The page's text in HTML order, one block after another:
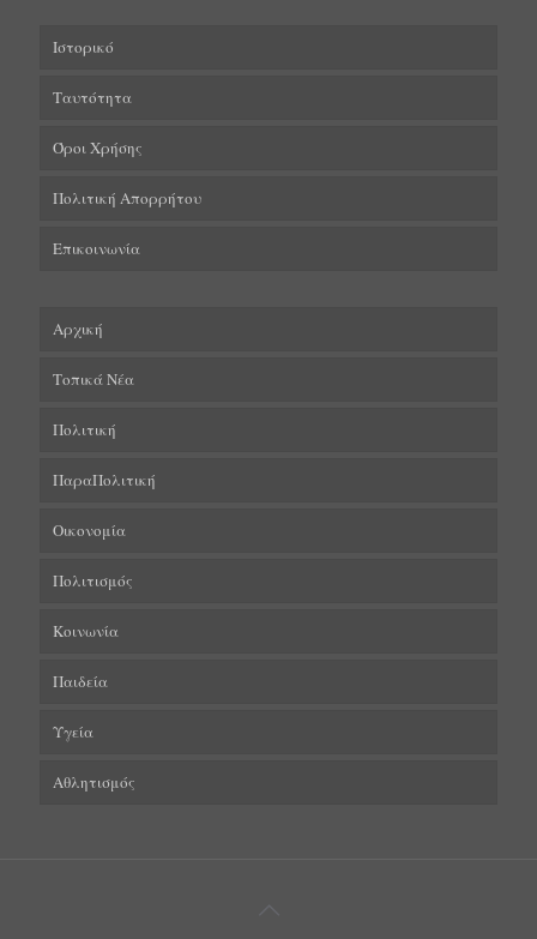
Ιστορικό
Ταυτότητα
Όροι Χρήσης
Πολιτική Απορρήτου
Επικοινωνία
Αρχική
Τοπικά Νέα
Πολιτική
ΠαραΠολιτική
Οικονομία
Πολιτισμός
Κοινωνία
Παιδεία
Υγεία
Αθλητισμός